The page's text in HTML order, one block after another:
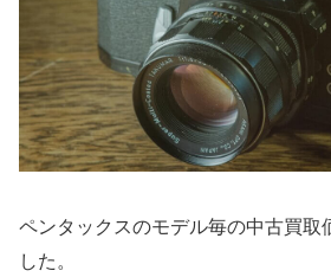
ペンタックスのモデル毎の中古買取
した。